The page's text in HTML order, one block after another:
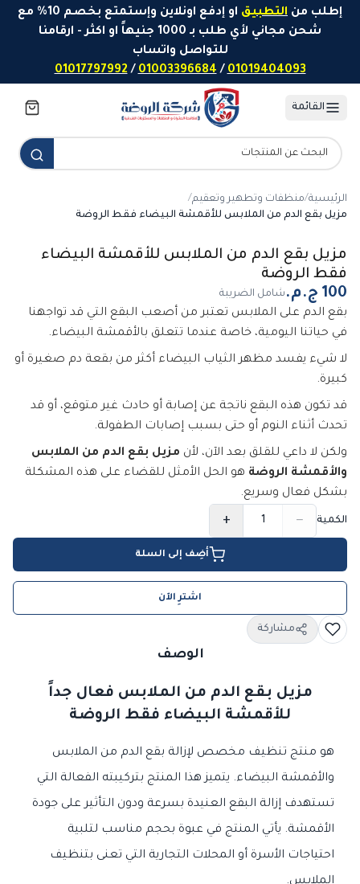
تخطَّ إلى المحتوى
إطلب من التطبيق
او إدفع اونلاين وإستمتع بخصم 10% مع
شحن مجاني لأي طلب بـ 1000 جنيهاً او اكثر - ارقامنا
للتواصل واتساب
01019404093
/
01003396684
/
01017797992
القائمة
الرئيسية/منظفات وتطهير وتعقيم/
مزيل بقع الدم من الملابس للأقمشة البيضاء فقط الروضة
مزيل بقع الدم من الملابس للأقمشة البيضاء
فقط الروضة
شامل الضريبة
بقع الدم على الملابس تعتبر من أصعب البقع التي قد تواجهنا
في حياتنا اليومية، خاصة عندما تتعلق بالأقمشة البيضاء.
لا شيء يفسد مظهر الثياب البيضاء أكثر من بقعة دم صغيرة أو
كبيرة.
قد تكون هذه البقع ناتجة عن إصابة أو حادث غير متوقع، أو قد
تحدث أثناء النوم أو حتى بسبب إصابات الطفولة.
ولكن لا داعي للقلق بعد الآن، لأن مزيل بقع الدم من الملابس
والأقمشة الروضة هو الحل الأمثل للقضاء على هذه المشكلة
بشكل فعال وسريع.
الكمية −
+
أضِف إلى السلة
اشترِ الآن
مشاركة
الوصف
مزيل بقع الدم من الملابس فعال جداً
للأقمشة البيضاء فقط الروضة
هو منتج تنظيف مخصص لإزالة بقع الدم من الملابس
والأقمشة البيضاء. يتميز هذا المنتج بتركيبته الفعالة التي
تستهدف إزالة البقع العنيدة بسرعة ودون التأثير على جودة
الأقمشة. يأتي المنتج في عبوة بحجم مناسب لتلبية
احتياجات الأسرة أو المحلات التجارية التي تعنى بتنظيف